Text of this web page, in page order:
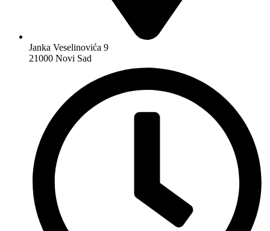
Janka Veselinovića 9
21000 Novi Sad